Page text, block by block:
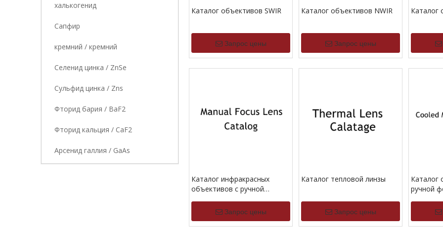
халькогенид
Сапфир
кремний / кремний
Селенид цинка / ZnSe
Сульфид цинка / Zns
Фторид бария / BaF2
Фторид кальция / CaF2
Арсенид галлия / GaAs
Каталог объективов SWIR
Запрос цены
Каталог объективов NWIR
Запрос цены
Каталог
Каталог инфракрасных
объективов с ручной
Запрос цены
Каталог тепловой линзы
Запрос цены
Каталог
ручной